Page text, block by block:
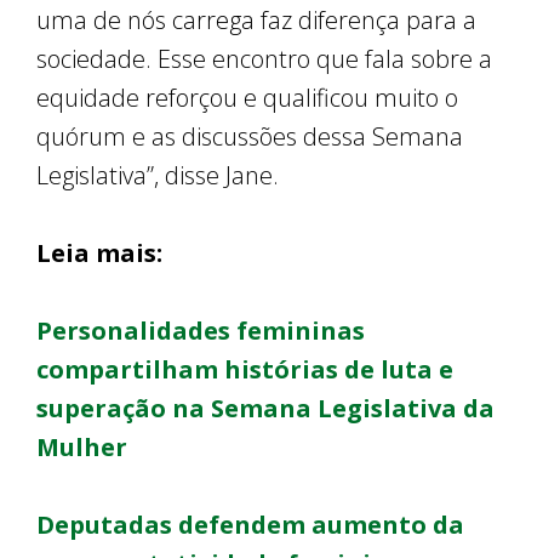
uma de nós carrega faz diferença para a
sociedade. Esse encontro que fala sobre a
equidade reforçou e qualificou muito o
quórum e as discussões dessa Semana
Legislativa”, disse Jane.
Leia mais:
Personalidades femininas
compartilham histórias de luta e
superação na Semana Legislativa da
Mulher
Deputadas defendem aumento da